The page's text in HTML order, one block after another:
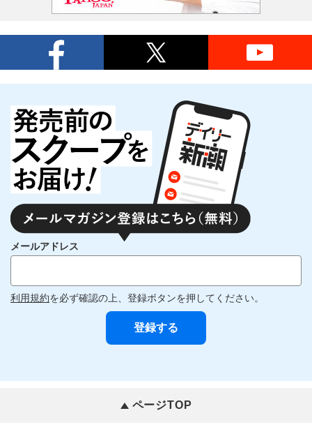
メールアドレス
利用規約を必ず確認の上、登録ボタンを押してください。
ページTOP